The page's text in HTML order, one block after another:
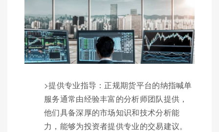
>提供专业指导：正规期货平台的纳指喊单
服务通常由经验丰富的分析师团队提供，
他们具备深厚的市场知识和技术分析能
力，能够为投资者提供专业的交易建议。